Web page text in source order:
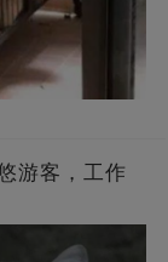
游客，工作